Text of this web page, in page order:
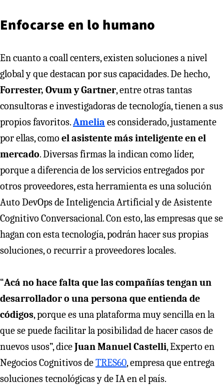
Enfocarse en lo humano
En cuanto a coall centers, existen soluciones a nivel
global y que destacan por sus capacidades. De hecho,
Forrester, Ovum y Gartner, entre otras tantas
consultoras e investigadoras de tecnología, tienen a sus
propios favoritos.Amelia es considerado, justamente
por ellas, como el asistente más inteligente en el
mercado. Diversas firmas la indican como líder,
porque a diferencia de los servicios entregados por
otros proveedores, esta herramienta es una solución
Auto DevOps de Inteligencia Artificial y de Asistente
Cognitivo Conversacional. Con esto, las empresas que se
hagan con esta tecnología, podrán hacer sus propias
soluciones, o recurrir a proveedores locales.
“Acá no hace falta que las compañías tengan un
desarrollador o una persona que entienda de
códigos, porque es una plataforma muy sencilla en la
que se puede facilitar la posibilidad de hacer casos de
nuevos usos”, diceJuan Manuel Castelli, Experto en
Negocios Cognitivos deTRES60, empresa que entrega
soluciones tecnológicas y de IA en el país.